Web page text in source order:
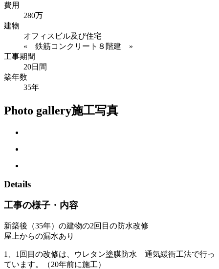
費用
280万
建物
オフィスビル及び住宅
« 鉄筋コンクリート８階建 »
工事期間
20日間
築年数
35年
Photo gallery施工写真
Details
工事の様子・内容
新築後（35年）の建物の2回目の防水改修
屋上からの漏水あり
1、1回目の改修は、ウレタン塗膜防水 通気緩衝工法で行っ
ています。（20年前に施工）